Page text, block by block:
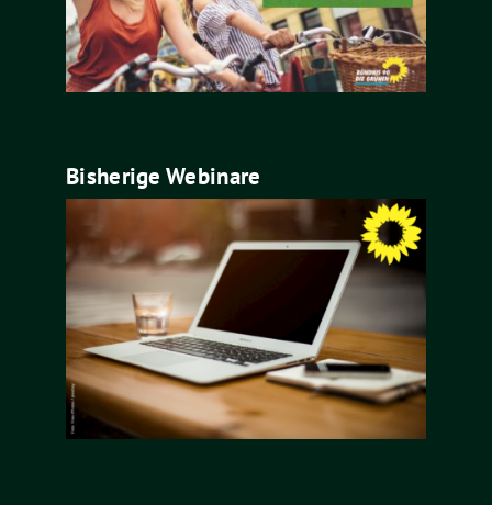
Bisherige Webinare